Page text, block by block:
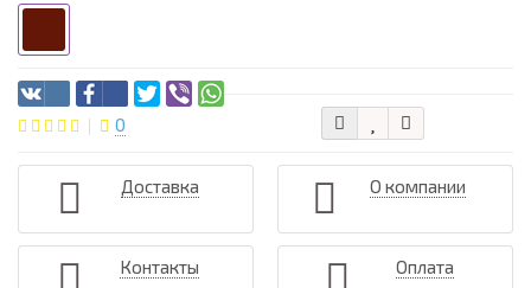
0
Доставка О компании
Контакты Оплата